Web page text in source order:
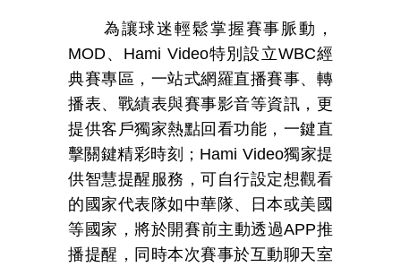
為讓球迷輕鬆掌握賽事脈動，
MOD、 Hami Video特別設立WBC經
典賽專區，一站式網羅直播賽事、轉
播表、戰績表與賽事影音等資訊，更
提供客戶獨家熱點回看功能，一鍵直
擊關鍵精彩時刻； Hami Video獨家提
供智慧提醒服務，可自行設定想觀看
的國家代表隊如中華隊、日本或美國
等國家，將於開賽前主動透過APP推
播提醒，同時本次賽事於互動聊天室